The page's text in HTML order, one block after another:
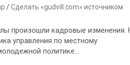
Сделать «gudvill.com» источником
произошли кадровые изменения.
управления по местному
политике…